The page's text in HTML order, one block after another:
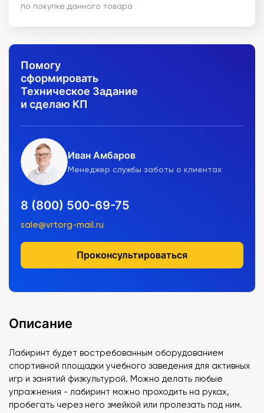
по покупке данного товара
Помогу
сформировать
Техническое Задание
и сделаю КП
Иван Амбаров
Менеджер службы заботы о клиентах
8 (800) 500-69-75
sale@vrtorg-mail.ru
Проконсультироваться
Описание
Лабиринт будет востребованным оборудованием
спортивной площадки учебного заведения для активных
игр и занятий физкультурой. Можно делать любые
упражнения - лабиринт можно проходить на руках,
пробегать через него змейкой или пролезать под ним.